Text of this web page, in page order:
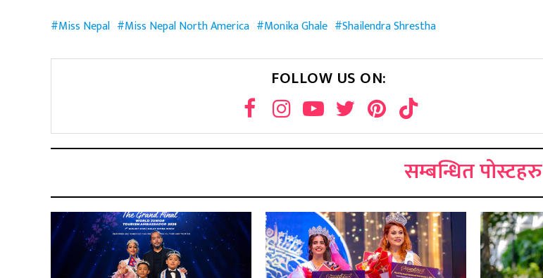
Miss Nepal Miss Nepal North America Monika Ghale Shailendra Shrestha
FOLLOW US ON:
सम्बन्धित पोस्टहरु